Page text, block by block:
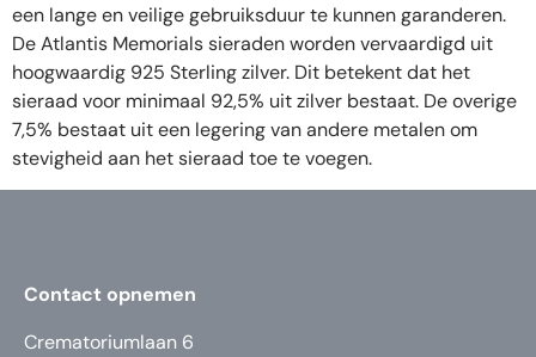
een lange en veilige gebruiksduur te kunnen garanderen.
De Atlantis Memorials sieraden worden vervaardigd uit
hoogwaardig 925 Sterling zilver. Dit betekent dat het
sieraad voor minimaal 92,5% uit zilver bestaat. De overige
7,5% bestaat uit een legering van andere metalen om
stevigheid aan het sieraad toe te voegen.
Contact opnemen
Crematoriumlaan 6